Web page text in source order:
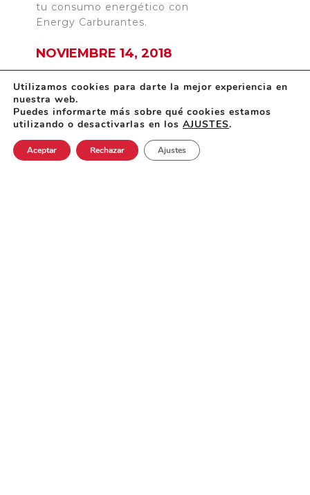
tu consumo energético con
Energy Carburantes.
NOVIEMBRE 14, 2018
Utilizamos cookies para darte la mejor experiencia en
nuestra web.
Puedes informarte más sobre qué cookies estamos
utilizando o desactivarlas en los AJUSTES.
Aceptar Rechazar Ajustes